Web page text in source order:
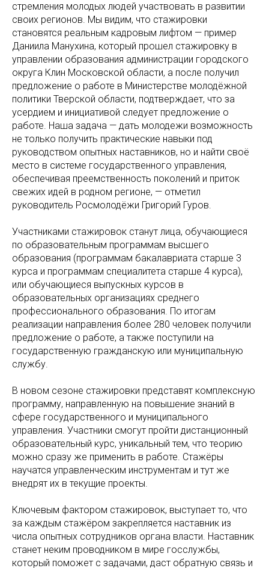
стремления молодых людей участвовать в развитии
своих регионов. Мы видим, что стажировки
становятся реальным кадровым лифтом — пример
Даниила Манухина, который прошел стажировку в
управлении образования администрации городского
округа Клин Московской области, а после получил
предложение о работе в Министерстве молодёжной
политики Тверской области, подтверждает, что за
усердием и инициативой следует предложение о
работе. Наша задача — дать молодежи возможность
не только получить практические навыки под
руководством опытных наставников, но и найти своё
место в системе государственного управления,
обеспечивая преемственность поколений и приток
свежих идей в родном регионе, — отметил
руководитель Росмолодёжи Григорий Гуров.
Участниками стажировок станут лица, обучающиеся
по образовательным программам высшего
образования (программам бакалавриата старше 3
курса и программам специалитета старше 4 курса),
или обучающиеся выпускных курсов в
образовательных организациях среднего
профессионального образования. По итогам
реализации направления более 280 человек получили
предложение о работе, а также поступили на
государственную гражданскую или муниципальную
службу.
В новом сезоне стажировки представят комплексную
программу, направленную на повышение знаний в
сфере государственного и муниципального
управления. Участники смогут пройти дистанционный
образовательный курс, уникальный тем, что теорию
можно сразу же применить в работе. Стажёры
научатся управленческим инструментам и тут же
внедрят их в текущие проекты.
Ключевым фактором стажировок, выступает то, что
за каждым стажёром закрепляется наставник из
числа опытных сотрудников органа власти. Наставник
станет неким проводником в мире госслужбы,
который поможет с задачами, даст обратную связь и